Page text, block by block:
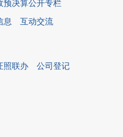
预决算公开专栏
息 互动交流
照联办
公司登记